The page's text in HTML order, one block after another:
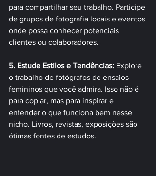
para compartilhar seu trabalho. Participe
de grupos de fotografia locais e eventos
onde possa conhecer potenciais
clientes ou colaboradores.
5. Estude Estilos e Tendências: Explore
o trabalho de fotógrafos de ensaios
femininos que você admira. Isso não é
para copiar, mas para inspirar e
entender o que funciona bem nesse
nicho. Livros, revistas, exposições são
ótimas fontes de estudos.